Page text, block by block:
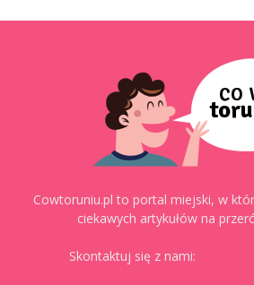
Cowtoruniu.pl to portal miejski, w
ciekawych artykułów na
Skontaktuj się z nami: